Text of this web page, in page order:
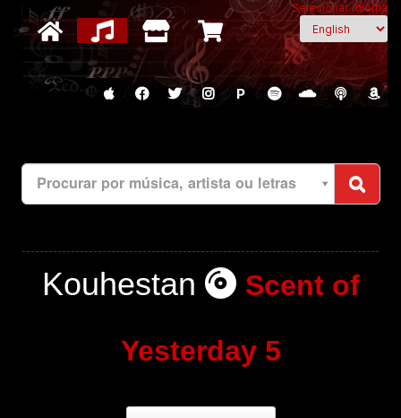
Selecionar idioma
P
Procurar por música, artista ou letras
Kouhestan Scent of
Yesterday 5